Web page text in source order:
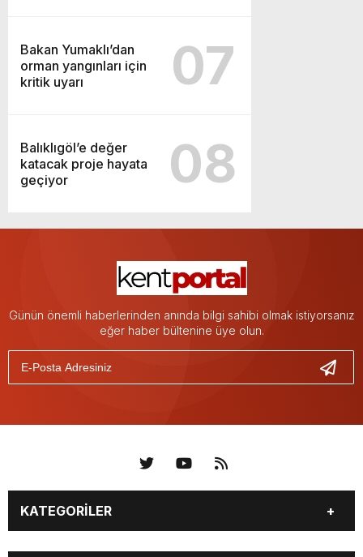
Bakan Yumaklı’dan
orman yangınları için
kritik uyarı
07
Balıklıgöl’e değer
katacak proje hayata
geçiyor
08
Günün önemli haberlerinden anında bilgi sahibi olmak istiyorsanız
eğer haber bültenine üye olun.
KATEGORİLER
KÜNYE BİZE ULAŞIN